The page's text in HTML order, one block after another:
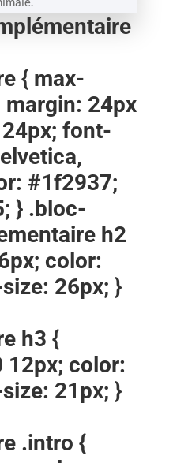
{ max-
24px
font-
#1f2937;
} .bloc-
h2
color:
26px; }
h3 {
12px; color:
21px; }
.intro {